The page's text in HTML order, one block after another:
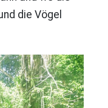
die Vögel